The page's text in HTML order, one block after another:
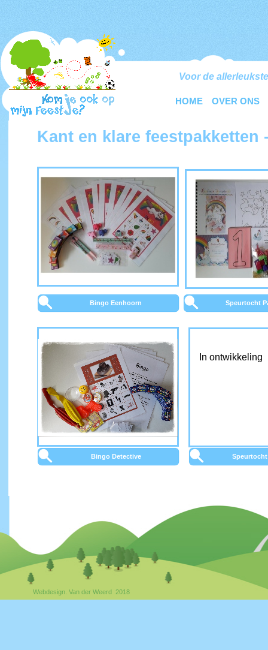
HOME OVER ONS
Webdesign. Van der Weerd 2018
Voor de
Kant en klare feestpakketten
Bingo Eenhoorn Speurtocht
Bingo Detective Speurtocht
In ontwikkeling